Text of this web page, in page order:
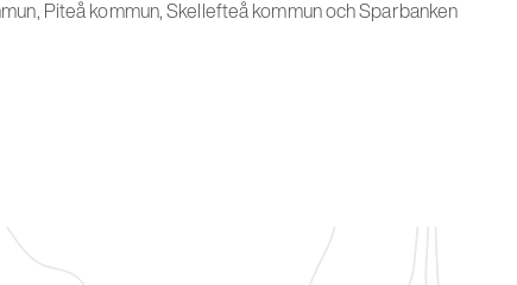
Piteå kommun, Skellefteå kommun och Sparbanken